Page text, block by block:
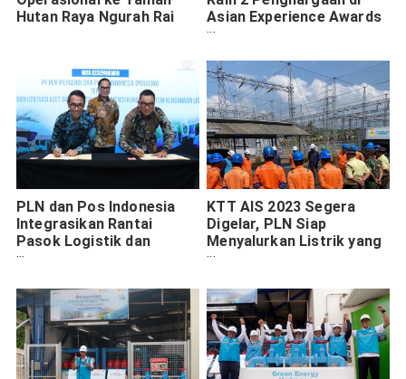
Hutan Raya Ngurah Rai
Asian Experience Awards
2023
PLN dan Pos Indonesia
Integrasikan Rantai
Pasok Logistik dan
Akselerasi Kendaraan
KTT AIS 2023 Segera
Digelar, PLN Siap
Menyalurkan Listrik yang
Andal dan Aman